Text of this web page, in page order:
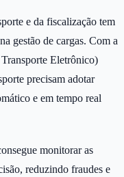
e da fiscalização tem
gestão de cargas. Com a
Eletrônico)
precisam adotar
e em tempo real
monitorar as
reduzindo fraudes e